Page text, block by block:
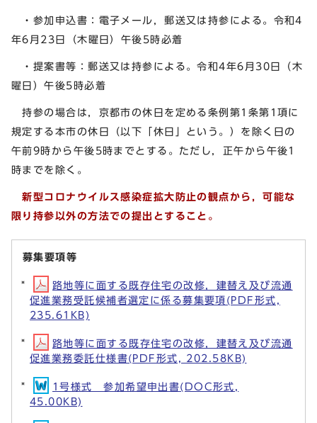
・参加申込書：電子メール，郵送又は持参による。令和4
年6月23日（木曜日）午後5時必着
・提案書等：郵送又は持参による。令和4年6月30日（木
曜日）午後5時必着
持参の場合は，京都市の休日を定める条例第1条第1項に
規定する本市の休日（以下「休日」という。）を除く日の
午前9時から午後5時までとする。ただし，正午から午後1
時までを除く。
新型コロナウイルス感染症拡大防止の観点から，可能な
限り持参以外の方法での提出とすること。
募集要項等
路地等に面する既存住宅の改修，建替え及び流通
促進業務受託候補者選定に係る募集要項(PDF形式,
235.61KB)
路地等に面する既存住宅の改修，建替え及び流通
促進業務委託仕様書(PDF形式, 202.58KB)
1号様式 参加希望申出書(DOC形式,
45.00KB)